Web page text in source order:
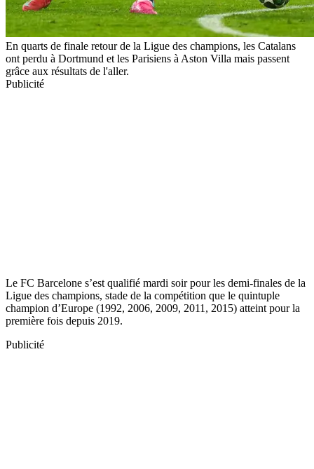
En quarts de finale retour de la Ligue des champions, les Catalans
ont perdu à Dortmund et les Parisiens à Aston Villa mais passent
grâce aux résultats de l'aller.
Publicité
Le FC Barcelone s’est qualifié mardi soir pour les demi-finales de la
Ligue des champions, stade de la compétition que le quintuple
champion d’Europe (1992, 2006, 2009, 2011, 2015) atteint pour la
première fois depuis 2019.
Publicité